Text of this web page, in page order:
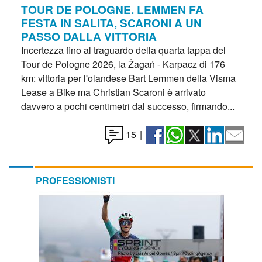
TOUR DE POLOGNE. LEMMEN FA
FESTA IN SALITA, SCARONI A UN
PASSO DALLA VITTORIA
Incertezza fino al traguardo della quarta tappa del
Tour de Pologne 2026, la Żagań - Karpacz di 176
km: vittoria per l'olandese Bart Lemmen della Visma
Lease a Bike ma Christian Scaroni è arrivato
davvero a pochi centimetri dal successo, firmando...
15 |
PROFESSIONISTI